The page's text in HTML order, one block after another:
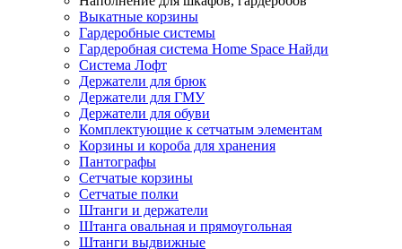
Выкатные корзины
Гардеробные системы
Гардеробная система Home Space Найди
Система Лофт
Держатели для брюк
Держатели для ГМУ
Держатели для обуви
Комплектующие к сетчатым элементам
Корзины и короба для хранения
Пантографы
Сетчатые корзины
Сетчатые полки
Штанги и держатели
Штанга овальная и прямоугольная
Штанги выдвижные